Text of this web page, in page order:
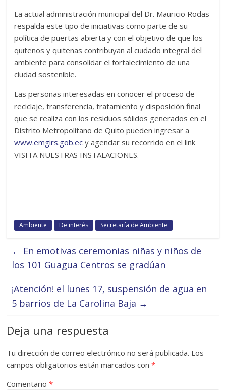
La actual administración municipal del Dr. Mauricio Rodas
respalda este tipo de iniciativas como parte de su
política de puertas abierta y con el objetivo de que los
quiteños y quiteñas contribuyan al cuidado integral del
ambiente para consolidar el fortalecimiento de una
ciudad sostenible.
Las personas interesadas en conocer el proceso de
reciclaje, transferencia, tratamiento y disposición final
que se realiza con los residuos sólidos generados en el
Distrito Metropolitano de Quito pueden ingresar a
www.emgirs.gob.ec y agendar su recorrido en el link
VISITA NUESTRAS INSTALACIONES.
Ambiente De interés Secretaría de Ambiente
← En emotivas ceremonias niñas y niños de
los 101 Guagua Centros se gradúan
¡Atención! el lunes 17, suspensión de agua en
5 barrios de La Carolina Baja →
Deja una respuesta
Tu dirección de correo electrónico no será publicada. Los
campos obligatorios están marcados con*
Comentario*